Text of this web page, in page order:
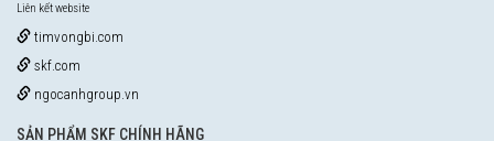
Liên kết website
timvongbi.com
skf.com
ngocanhgroup.vn
SẢN PHẨM SKF CHÍNH HÃNG